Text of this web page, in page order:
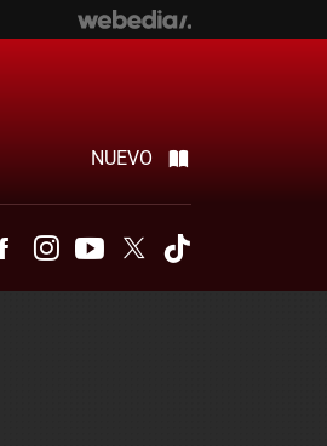
NUEVO
FacebookInstagramYoutubeTwitter